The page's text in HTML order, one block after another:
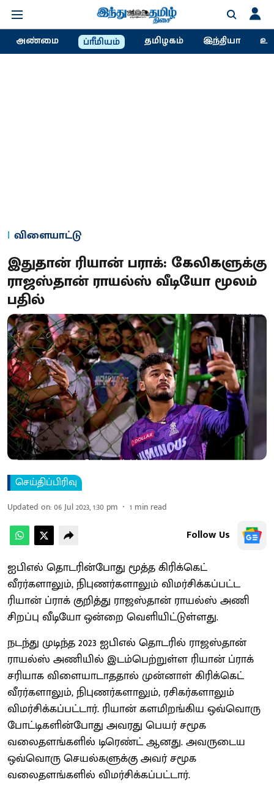
அண்மை ப்ரீமியம் தமிழகம் இந்தியா
விளையாட்டு
இதுதான் ரியான் பராக்: கேலிகளுக்கு
ராஜஸ்தான் ராயல்ஸ் வீடியோ மூலம்
பதில்
செய்திப்பிரிவு
Updated on:06 Jul 2023, 1:30 pm 1 min read
Follow Us
ஐபிஎல் தொடரின்போது மூத்த கிரிக்கெட்
வீரர்களாலும், நிபுணர்களாலும் விமர்சிக்கப்பட்ட
ரியான் ப்ராக் குறித்து ராஜஸ்தான் ராயல்ஸ் அணி
சிறப்பு வீடியோ ஒன்றை வெளியிட்டுள்ளது.
நடந்து முடிந்த 2023 ஐபிஎல் தொடரில் ராஜஸ்தான்
ராயல்ஸ் அணியில் இடம்பெற்றுள்ள ரியான் ப்ராக்
சரியாக விளையாடாததால் முன்னாள் கிரிக்கெட்
வீரர்களாலும், நிபுணர்களாலும், ரசிகர்களாலும்
விமர்சிக்கப்பட்டார். ரியான் களமிறங்கிய ஒவ்வொரு
போட்டிகளின்போது அவரது பெயர் சமூக
வலைதளங்களில் டிரெண்ட் ஆனது. அவருடைய
ஒவ்வொரு செயல்களுக்கு அவர் சமூக
வலைதளங்களில் விமர்சிக்கப்பட்டார்.